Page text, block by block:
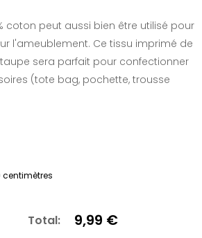
coton peut aussi bien être utilisé pour
l'ameublement. Ce tissu imprimé de
sera parfait pour confectionner
(tote bag, pochette, trousse
centimètres
Total: 9,99 €